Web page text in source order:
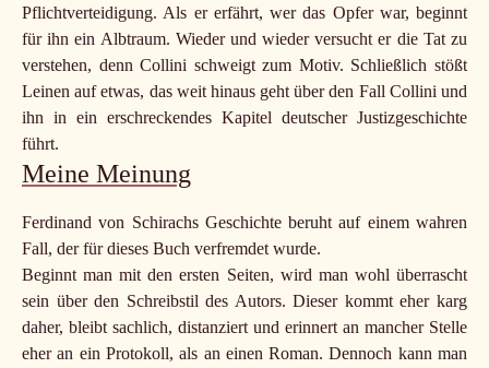
Pflichtverteidigung. Als er erfährt, wer das Opfer war, beginnt
für ihn ein Albtraum. Wieder und wieder versucht er die Tat zu
verstehen, denn Collini schweigt zum Motiv. Schließlich stößt
Leinen auf etwas, das weit hinaus geht über den Fall Collini und
ihn in ein erschreckendes Kapitel deutscher Justizgeschichte
führt.
Meine Meinung
Ferdinand von Schirachs Geschichte beruht auf einem wahren
Fall, der für dieses Buch verfremdet wurde.
Beginnt man mit den ersten Seiten, wird man wohl überrascht
sein über den Schreibstil des Autors. Dieser kommt eher karg
daher, bleibt sachlich, distanziert und erinnert an mancher Stelle
eher an ein Protokoll, als an einen Roman. Dennoch kann man